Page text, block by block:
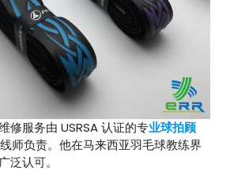
修服务由 USRSA 认证的专业球拍顾
师负责。他在马来西亚羽毛球教练界
泛认可。